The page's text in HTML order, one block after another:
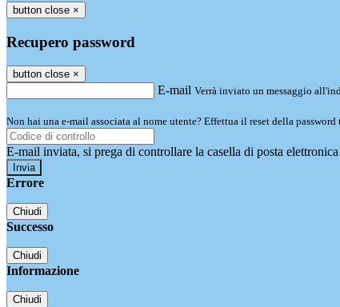
button close ×
Recupero password
button close ×
E-mail Verrà inviato un messaggio
Non hai una e-mail associata al nome utente? Effettua il reset della password
E-mail inviata, si prega di controllare la casella di posta
Errore
Chiudi
Successo
Chiudi
Informazione
Chiudi